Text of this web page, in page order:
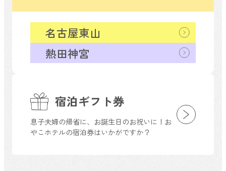
宿泊ギフト券
息子夫婦の帰省に、お誕生日のお祝いに！お
やこホテルの宿泊券はいかがですか？
熱田神宮
名古屋東山